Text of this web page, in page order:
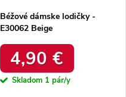
Béžové dámske lodičky -
E30062 Beige
4,90 €
Skladom 1 pár/y